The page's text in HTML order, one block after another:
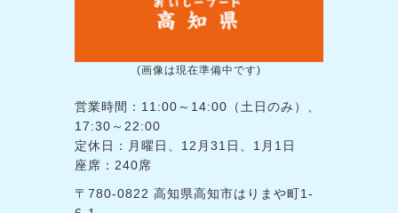
(画像は現在準備中です)
営業時間：11:00～14:00（土日のみ）、
17:30～22:00
定休日：月曜日、12月31日、1月1日
座席：240席
〒780-0822 高知県高知市はりまや町1-